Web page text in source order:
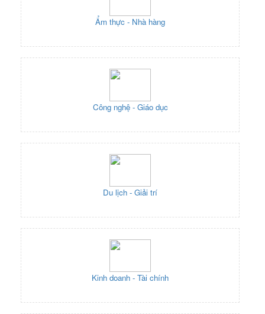
Ẩm thực - Nhà hàng
Công nghệ - Giáo dục
Du lịch - Giải trí
Kinh doanh - Tài chính